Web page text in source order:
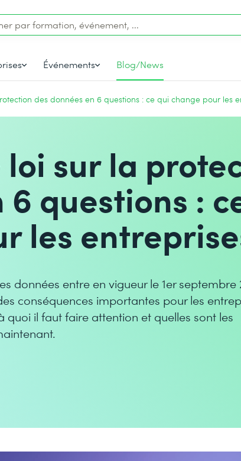
Événements Blog/News
des données en 6 questions : ce qui change pour les
loi sur la
6 questions :
les
données entre en vigueur le 1er septembre
conséquences importantes pour les
quoi il faut faire attention et quelles sont les